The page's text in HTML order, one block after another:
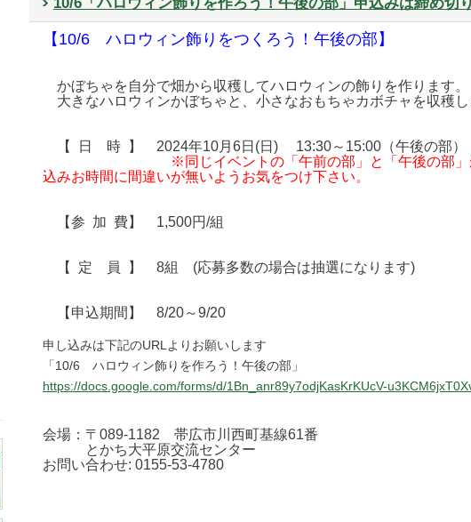
【10/6 ハロウィン飾りをつくろう！午後の部】
かぼちゃを自分で畑から収穫してハロウィンの飾りを作ります。
大きなハロウィンかぼちゃと、小さなおもちゃカボチャを収穫し
【 日 時 】 2024年10月6日(日) 13:30～15:00（午後の部）
※同じイベントの「午前の部」と「午後の部
込みお時間に間違いが無いようお気をつけ下さい。
【参 加 費】 1,500円/組
【 定 員 】 8組 (応募多数の場合は抽選になります)
【申込期間】 8/20～9/20
申し込みは下記のURLよりお願いします
「10/6 ハロウィン飾りを作ろう！午後の部」
https://docs.google.com/forms/d/1Bn_anr89y7odjKasKrKUcV-
会場：〒089-1182 帯広市川西町基線61番
とかち大平原交流センター
お問い合わせ: 0155-53-4780